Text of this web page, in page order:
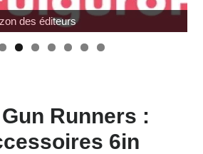
à prix cassé chez Amazon
Runners :
6in